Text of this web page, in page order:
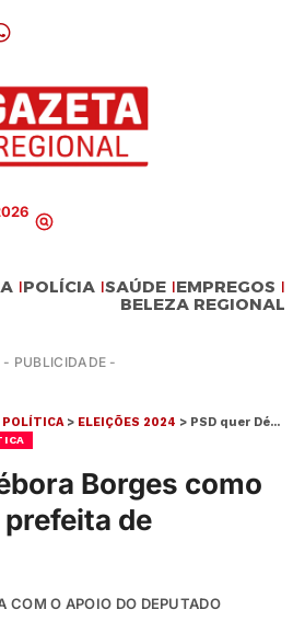
POLÍCIA SAÚDE EMPREGOS
BELEZA REGIONAL
- PUBLICIDADE -
POLÍTICA> ELEIÇÕES 2024 > PSD quer Débora Borges como candidata a prefeita de Salesópolis
Borges como
de
COM O APOIO DO DEPUTADO